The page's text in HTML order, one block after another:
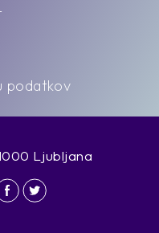
podatkov
Ljubljana